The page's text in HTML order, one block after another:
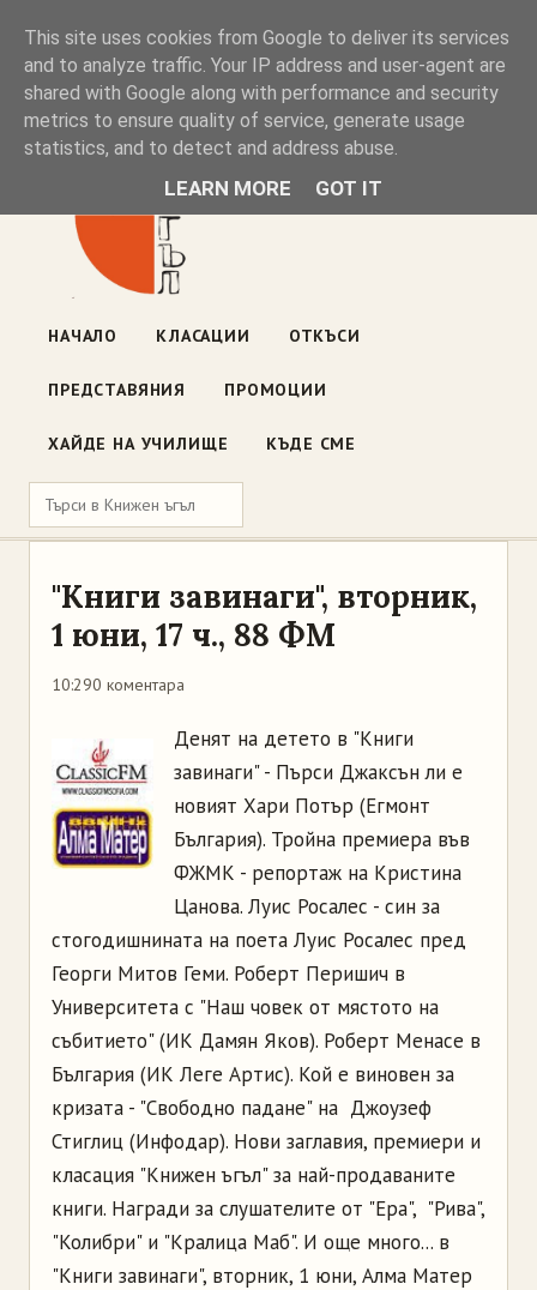
Книжен ъгъл
Блог на книжарницата — класации, откъси, нови книги
ул. „Оборище" 117, София· пон–пет 10:00–19:00 ·
НАЧАЛО КЛАСАЦИИ ОТКЪСИ
ПРЕДСТАВЯНИЯ ПРОМОЦИИ
ХАЙДЕ НА УЧИЛИЩЕ КЪДЕ СМЕ
"Книги завинаги", вторник,
1 юни, 17 ч., 88 ФМ
10:290 коментара
Денят на детето в "Книги
завинаги" - Пърси Джаксън ли е
новият Хари Потър (Егмонт
България). Тройна премиера във
ФЖМК - репортаж на Кристина
Цанова. Луис Росалес - син за
стогодишнината на поета Луис Росалес пред
Георги Митов Геми. Роберт Перишич в
Университета с "Наш човек от мястото на
събитието" (ИК Дамян Яков). Роберт Менасе в
България (ИК Леге Артис). Кой е виновен за
кризата - "Свободно падане" на Джоузеф
Стиглиц (Инфодар). Нови заглавия, премиери и
класация "Книжен ъгъл" за най-продаваните
книги. Награди за слушателите от "Ера", "Рива",
"Колибри" и "Кралица Маб". И още много... в
"Книги завинаги", вторник, 1 юни, Алма Матер
This site uses cookies from Google to deliver its services
and to analyze traffic. Your IP address and user-agent are
shared with Google along with performance and security
metrics to ensure quality of service, generate usage
statistics, and to detect and address abuse.
LEARN MORE GOT IT